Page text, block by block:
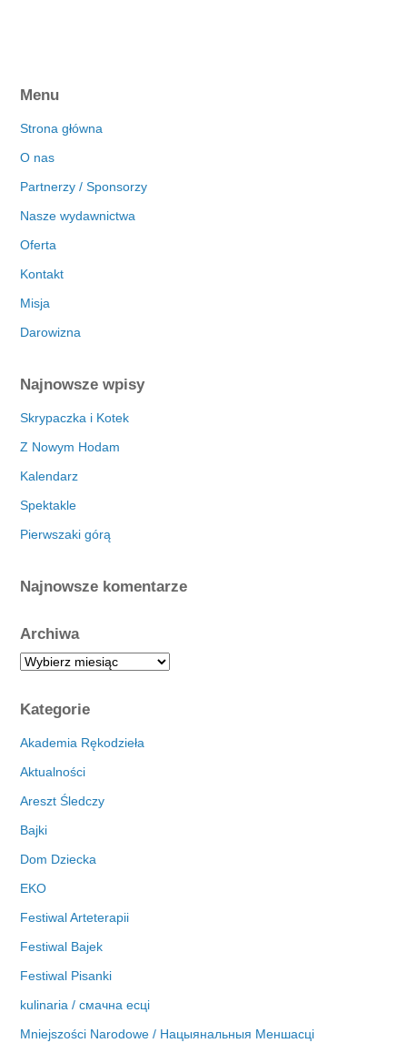
Menu
Strona główna
O nas
Partnerzy / Sponsorzy
Nasze wydawnictwa
Oferta
Kontakt
Misja
Darowizna
Najnowsze wpisy
Skrypaczka i Kotek
Z Nowym Hodam
Kalendarz
Spektakle
Pierwszaki górą
Najnowsze komentarze
Archiwa
A
c
h
i
a
Kategorie
Akademia Rękodzieła
Aktualności
Areszt Śledczy
Bajki
Dom Dziecka
EKO
Festiwal Arteterapii
Festiwal Bajek
Festiwal Pisanki
kulinaria / смачна есці
Mniejszości Narodowe / Нацыянальныя Меншасці